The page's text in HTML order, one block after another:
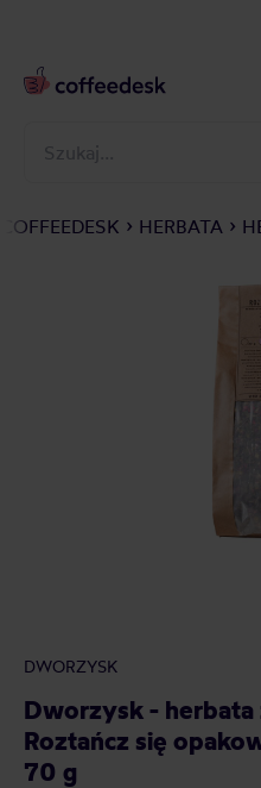
COFFEEDESK HERBATA
DWORZYSK
Dworzysk - herbata
Roztańcz się
70 g